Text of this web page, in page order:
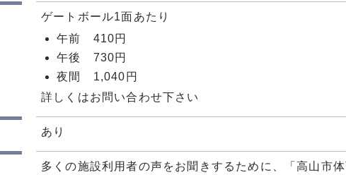
ゲートボール1面あたり
午前 410円
午後 730円
夜間 1,040円
詳しくはお問い合わせ下さい
あり
多くの施設利用者の声をお聞きするために、「高山市